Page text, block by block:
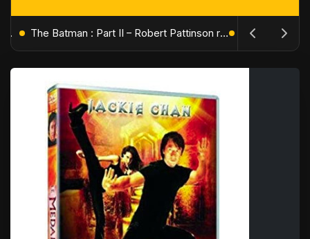
L'Âge de Glace : Le Réveil du Volcan – Manny, Sid et Diego de retour pour une aventure explosive The Batman : Part II – Robert Pattinson replonge dans les ténèbres de Gotham dès octobre 2027